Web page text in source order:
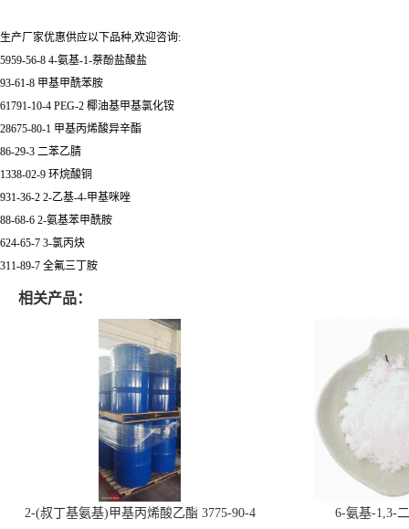
生产厂家优惠供应以下品种,欢迎咨询:
5959-56-8 4-氨基-1-萘酚盐酸盐
93-61-8 甲基甲酰苯胺
61791-10-4 PEG-2 椰油基甲基氯化铵
28675-80-1 甲基丙烯酸异辛酯
86-29-3 二苯乙腈
1338-02-9 环烷酸铜
931-36-2 2-乙基-4-甲基咪唑
88-68-6 2-氨基苯甲酰胺
624-65-7 3-氯丙炔
311-89-7 全氟三丁胺
相关产品：
2-(叔丁基氨基)甲基丙烯酸乙酯 3775-90-4 6-氨基-1,3-